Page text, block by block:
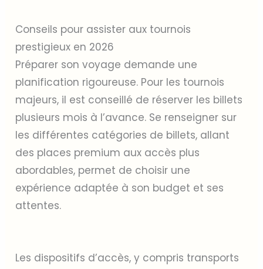
Conseils pour assister aux tournois
prestigieux en 2026
Préparer son voyage demande une
planification rigoureuse. Pour les tournois
majeurs, il est conseillé de réserver les billets
plusieurs mois à l’avance. Se renseigner sur
les différentes catégories de billets, allant
des places premium aux accès plus
abordables, permet de choisir une
expérience adaptée à son budget et ses
attentes.
Les dispositifs d’accès, y compris transports